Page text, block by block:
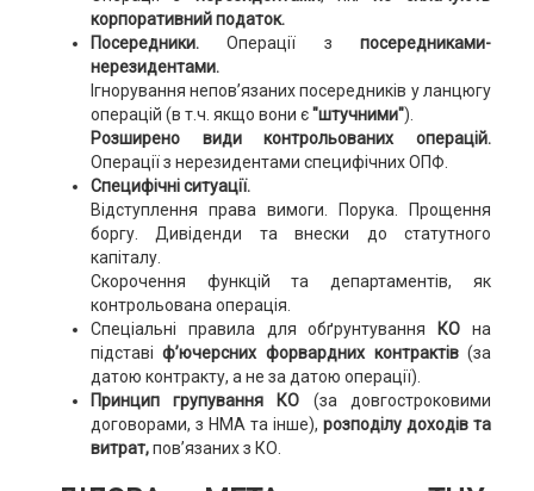
корпоративний податок.
Посередники.Операції зпосередниками-
нерезидентами.
Ігнорування непов’язаних посередників у ланцюгу
операцій (в т.ч. якщо вони є"штучними").
Розширено види контрольованих операцій.
Операції з нерезидентами специфічних ОПФ.
Специфічні ситуації.
Відступлення права вимоги. Порука. Прощення
боргу. Дивіденди та внески до статутного
капіталу.
Скорочення функцій та департаментів, як
контрольована операція.
Спеціальні правила для обґрунтування
КОна
підставі ф’ючерсних форвардних контрактів(за
датою контракту, а не за датою операції).
Принцип групування КО (за довгостроковими
договорами, з НМА та інше),розподілу доходів та
витрат,пов’язаних з КО.